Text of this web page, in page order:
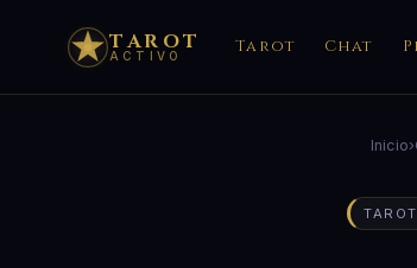
TAROT
ACTIVO Tarot Chat
Inicio›
TAROT